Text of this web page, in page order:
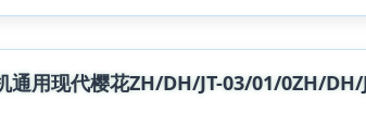
用现代樱花ZH/DH/JT-03/01/0ZH/DH/